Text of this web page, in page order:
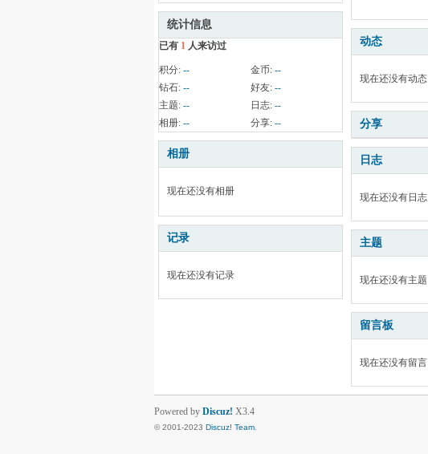
统计信息
已有 1 人来访过
积分: -- 金币: --
钻石: -- 好友: --
主题: -- 日志: --
相册: -- 分享: --
相册
现在还没有相册
记录
现在还没有记录
动态
现在还没有动态
分享
日志
现在还没有日志
主题
现在还没有主题
留言板
现在还没有留言
Powered by Discuz! X3.4
© 2001-2023 Discuz! Team